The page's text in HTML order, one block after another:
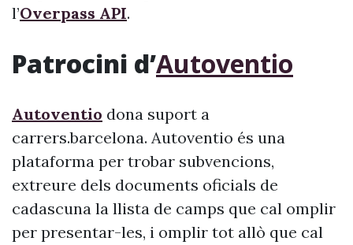
l’Overpass API.
Patrocini d’Autoventio
Autoventio dona suport a
carrers.barcelona. Autoventio és una
plataforma per trobar subvencions,
extreure dels documents oficials de
cadascuna la llista de camps que cal omplir
per presentar-les, i omplir tot allò que cal